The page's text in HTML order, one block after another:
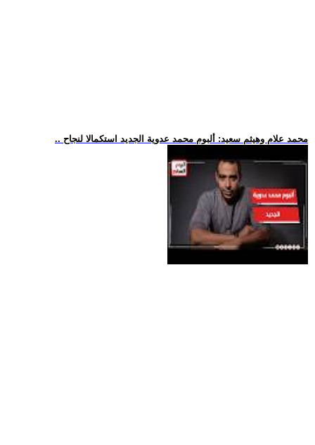
.. محمد علام وهيثم سعيد: ألبوم محمد عدوية الجديد استكمالا لنجاح